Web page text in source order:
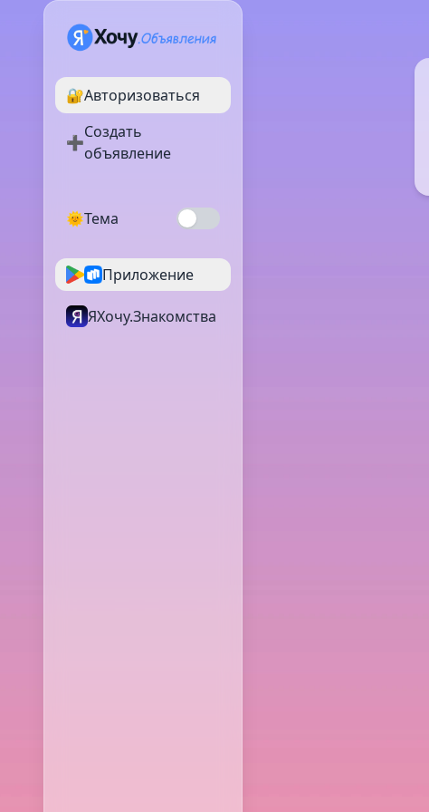
🔐Авторизоваться
➕
Создать
объявление
🌞Тема
Приложение
ЯХочу.Знакомства